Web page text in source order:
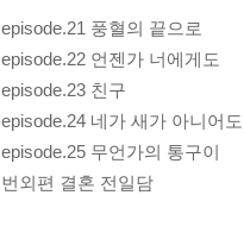
episode.21 풍혈의 끝으로
episode.22 언젠가 너에게도
episode.23 친구
episode.24 네가 새가 아니어도
episode.25 무언가의 통구이
번외편 결혼 전일담